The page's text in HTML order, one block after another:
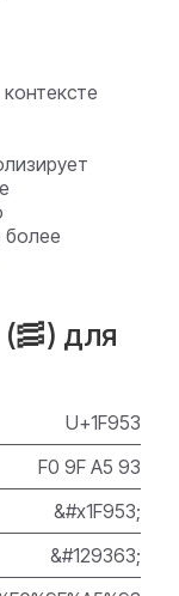
контексте
более
для
U+1F953
F0 9F A5 93
&#x1F953;
&#129363;